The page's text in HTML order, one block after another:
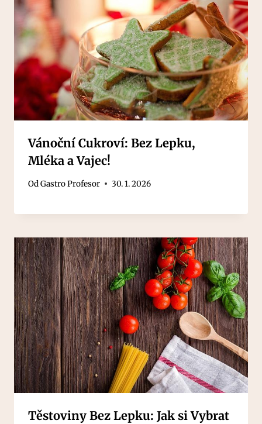
Vánoční Cukroví: Bez Lepku,
Mléka a Vajec!
OdGastro Profesor 30. 1. 2026
Těstoviny Bez Lepku: Jak si Vybrat